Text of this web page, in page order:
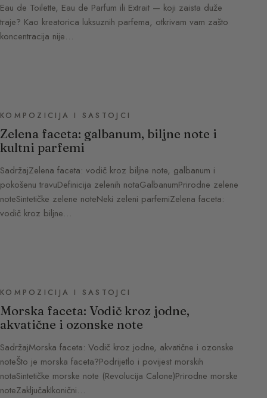
Eau de Toilette, Eau de Parfum ili Extrait — koji zaista duže
traje? Kao kreatorica luksuznih parfema, otkrivam vam zašto
koncentracija nije…
KOMPOZICIJA I SASTOJCI
Zelena faceta: galbanum, biljne note i
kultni parfemi
SadržajZelena faceta: vodič kroz biljne note, galbanum i
pokošenu travuDefinicija zelenih notaGalbanumPrirodne zelene
noteSintetičke zelene noteNeki zeleni parfemiZelena faceta:
vodič kroz biljne…
KOMPOZICIJA I SASTOJCI
Morska faceta: Vodič kroz jodne,
akvatične i ozonske note
SadržajMorska faceta: Vodič kroz jodne, akvatične i ozonske
noteŠto je morska faceta?Podrijetlo i povijest morskih
notaSintetičke morske note (Revolucija Calone)Prirodne morske
noteZaključakIkonični…